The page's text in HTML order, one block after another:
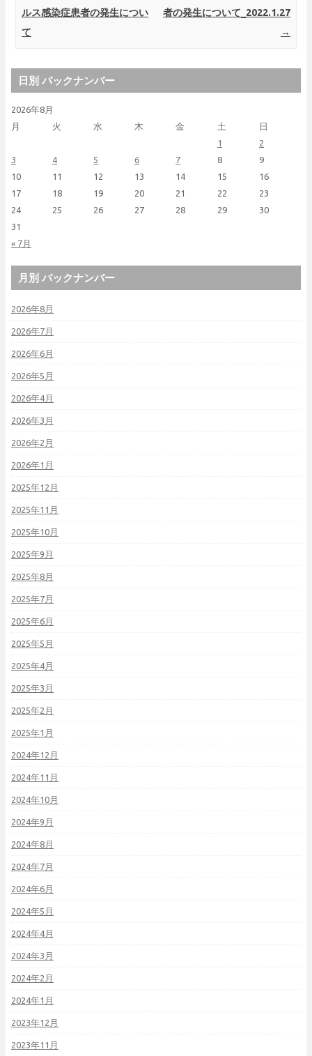
ルス感染症患者の発生につい
て
者の発生について_2022.1.27
→
日別 バックナンバー
2026年8月
月
火 水 木 金 土 日
« 7月
1
2
3
4 5 6 7 8
9
10
11 12 13 14 15
16
17
18 19 20 21 22
23
24
25 26 27 28 29
30
31
月別 バックナンバー
2026年8月
2026年7月
2026年6月
2026年5月
2026年4月
2026年3月
2026年2月
2026年1月
2025年12月
2025年11月
2025年10月
2025年9月
2025年8月
2025年7月
2025年6月
2025年5月
2025年4月
2025年3月
2025年2月
2025年1月
2024年12月
2024年11月
2024年10月
2024年9月
2024年8月
2024年7月
2024年6月
2024年5月
2024年4月
2024年3月
2024年2月
2024年1月
2023年12月
2023年11月